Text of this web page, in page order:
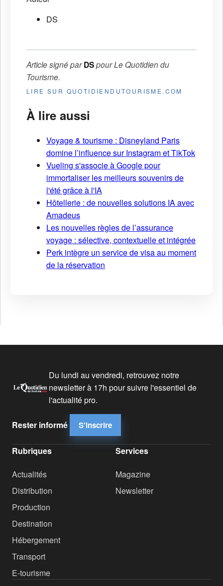
DS
Article signé parDSpourLe Quotidien du
Tourisme.
LIRE SUR QUOTIDIENDUTOURISME.COM
À lire aussi
Voyage & tourisme : Disneyland Paris
domine l’influence sur Instagram et TikTok
Vueling s'associe à Google pour
immortaliser les meilleurs souvenirs de
l'été grâce à l'IA
Hôtellerie : de nouvelles solutions IA avec
Amadeus
Les nouvelles règles de l’assurance
voyage : sélective, contextuelle et intégrée
Perk intègre un service de visa au moment
de la réservation
Du lundi au vendredi, retrouvez notre
newsletter à 17h pour suivre l'essentiel de
l'actualité pro.
Rester informé S'inscrire
Rubriques
Actualités
Distribution
Production
Destination
Hébergement
Transport
E-tourisme
Services
Magazine
Newsletter